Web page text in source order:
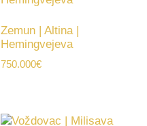
Zemun | Altina |
Hemingvejeva
750.000€